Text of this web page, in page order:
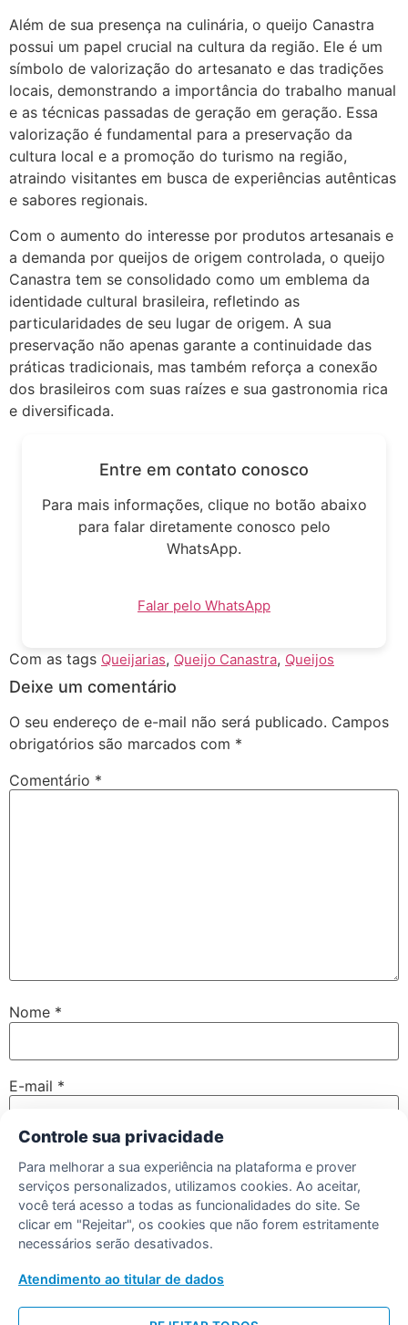
Além de sua presença na culinária, o queijo Canastra
possui um papel crucial na cultura da região. Ele é um
símbolo de valorização do artesanato e das tradições
locais, demonstrando a importância do trabalho manual
e as técnicas passadas de geração em geração. Essa
valorização é fundamental para a preservação da
cultura local e a promoção do turismo na região,
atraindo visitantes em busca de experiências autênticas
e sabores regionais.
Com o aumento do interesse por produtos artesanais e
a demanda por queijos de origem controlada, o queijo
Canastra tem se consolidado como um emblema da
identidade cultural brasileira, refletindo as
particularidades de seu lugar de origem. A sua
preservação não apenas garante a continuidade das
práticas tradicionais, mas também reforça a conexão
dos brasileiros com suas raízes e sua gastronomia rica
e diversificada.
Entre em contato conosco
Para mais informações, clique no botão abaixo
para falar diretamente conosco pelo
WhatsApp.
Falar pelo WhatsApp
Com as tags Queijarias, Queijo Canastra, Queijos
Deixe um comentário
O seu endereço de e-mail não será publicado. Campos
obrigatórios são marcados com *
Comentário *
Nome *
E-mail *
Site
Salvar meus dados neste navegador para a próxima vez
Controle sua privacidade
Para melhorar a sua experiência na plataforma e prover
serviços personalizados, utilizamos cookies. Ao aceitar,
você terá acesso a todas as funcionalidades do site. Se
clicar em "Rejeitar", os cookies que não forem estritamente
necessários serão desativados.
Atendimento ao titular de dados